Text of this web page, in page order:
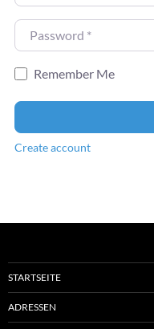
Password
Remember Me
Create account
STARTSEITE
ADRESSEN